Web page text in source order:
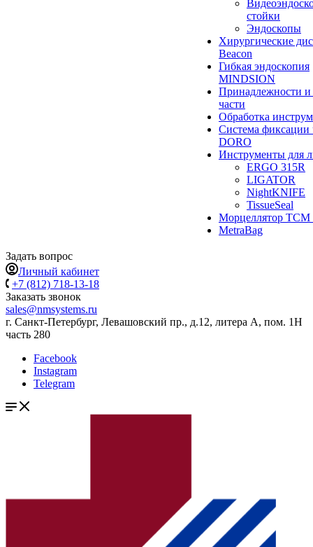
стойки
Эндоскопы
Хирургические
Beacon
Гибкая эндоскопия
MINDSION
Принадлежности и
части
Обработка
Система фиксации
DORO
Инструменты для
ERGO 315R
LIGATOR
NightKNIFE
TissueSeal
Морцеллятор ТСМ
MetraBag
Задать вопрос
Личный кабинет
+7 (812) 718-13-18
Заказать звонок
sales@nmsystems.ru
г. Санкт-Петербург, Левашовский пр., д.12, литера А, пом. 1Н
часть 280
Facebook
Instagram
Telegram